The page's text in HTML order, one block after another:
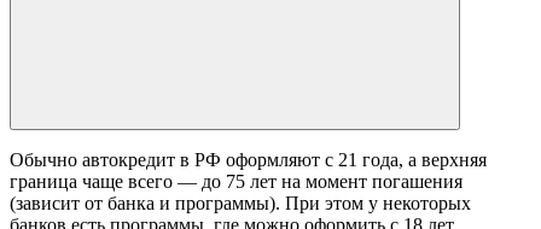
Обычно автокредит в РФ оформляют с 21 года, а верхняя
граница чаще всего — до 75 лет на момент погашения
(зависит от банка и программы). При этом у некоторых
банков есть программы, где можно оформить с 18 лет.